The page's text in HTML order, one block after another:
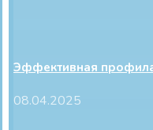
Эффективная
08.04.2025